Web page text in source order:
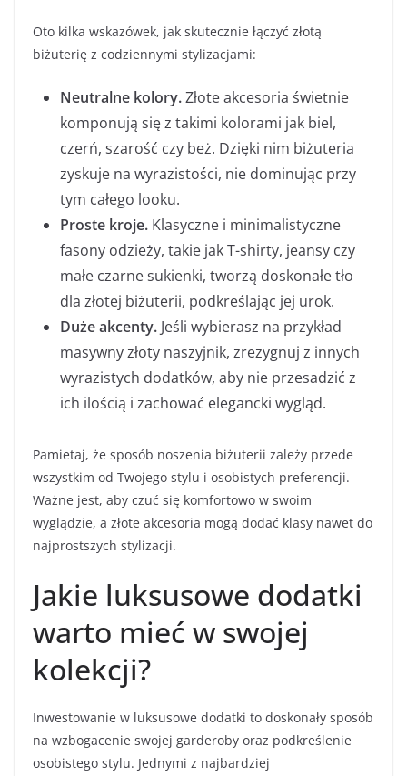
Oto kilka wskazówek, jak skutecznie łączyć złotą
biżuterię z codziennymi stylizacjami:
Neutralne kolory.Złote akcesoria świetnie
komponują się z takimi kolorami jak biel,
czerń, szarość czy beż. Dzięki nim biżuteria
zyskuje na wyrazistości, nie dominując przy
tym całego looku.
Proste kroje. Klasyczne i minimalistyczne
fasony odzieży, takie jak T-shirty, jeansy czy
małe czarne sukienki, tworzą doskonałe tło
dla złotej biżuterii, podkreślając jej urok.
Duże akcenty. Jeśli wybierasz na przykład
masywny złoty naszyjnik, zrezygnuj z innych
wyrazistych dodatków, aby nie przesadzić z
ich ilością i zachować elegancki wygląd.
Pamietaj, że sposób noszenia biżuterii zależy przede
wszystkim od Twojego stylu i osobistych preferencji.
Ważne jest, aby czuć się komfortowo w swoim
wyglądzie, a złote akcesoria mogą dodać klasy nawet do
najprostszych stylizacji.
Jakie luksusowe dodatki
warto mieć w swojej
kolekcji?
Inwestowanie w luksusowe dodatki to doskonały sposób
na wzbogacenie swojej garderoby oraz podkreślenie
osobistego stylu. Jednymi z najbardziej